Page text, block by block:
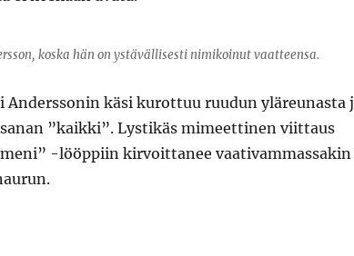
koska hän on ystävällisesti nimikoinut vaatteensa.
Anderssonin käsi kurottuu ruudun yläreunasta
”kaikki”. Lystikäs mimeettinen viittaus
-lööppiin kirvoittanee vaativammassakin